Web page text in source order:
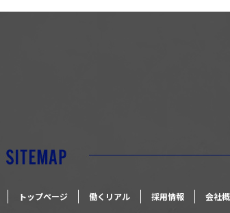
トップページ 働くリアル 採用情報 会社